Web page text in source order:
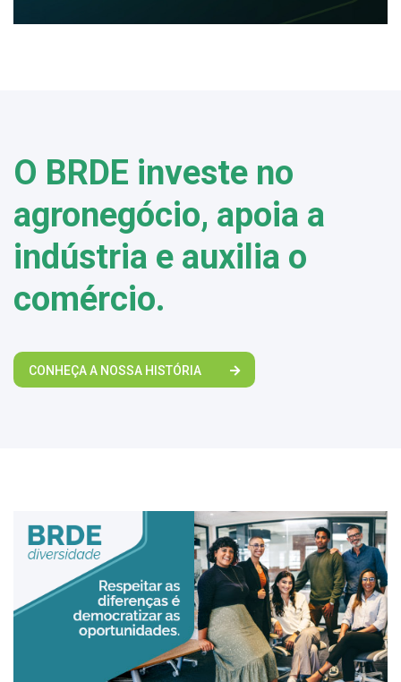
O BRDE investe no
agronegócio, apoia a
indústria e auxilia o
comércio.
CONHEÇA A NOSSA HISTÓRIA